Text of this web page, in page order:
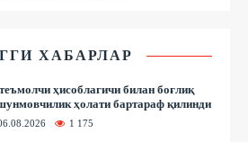
ХАБАРЛАР
ҳисоблагичи билан боғлиқ
ҳолати бартараф қилинди
1 175